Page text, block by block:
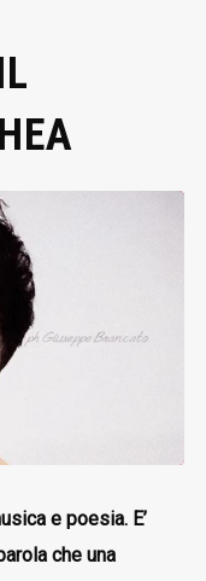
e poesia. E’
che una